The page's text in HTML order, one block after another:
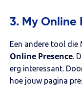
3. My Online
Een andere tool die
Online Presence.
erg interessant.
hoe jouw pagina